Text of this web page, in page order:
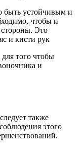
быть устойчивым и
чтобы и
стороны. Это
и кисти рук
того чтобы
и
также
этого